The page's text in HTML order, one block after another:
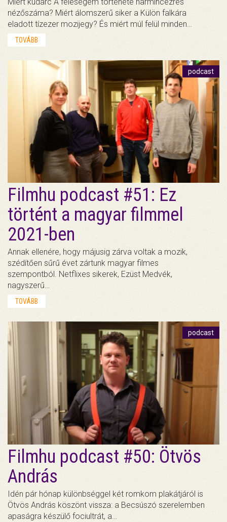
nézőszáma? Miért álomszerű siker a Külön falkára
eladott tízezer mozijegy? És miért múl felül minden…
TOVÁBB
podcast
Filmhu podcast #51: Ez
történt a magyar filmmel
2021-ben
Annak ellenére, hogy májusig zárva voltak a mozik,
szédítően sűrű évet zártunk magyar filmes
szempontból. Netflixes sikerek, Ezüst Medvék,
nagyszerű…
TOVÁBB
podcast
Filmhu podcast #50: Ötvös
András
Idén pár hónap különbséggel két romkom plakátjáról is
Ötvös András köszönt vissza: a Becsúszó szerelemben
apaságra készülő fociultrát, a…